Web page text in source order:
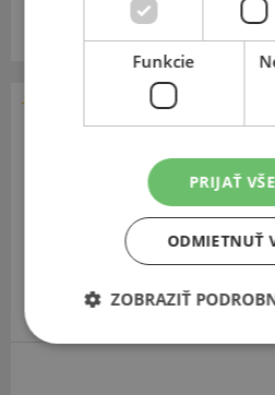
Na predajni v Bratislave
FSR
80
Funkcie
PRIJAŤ
ODMIETNUŤ
ZOBRAZIŤ